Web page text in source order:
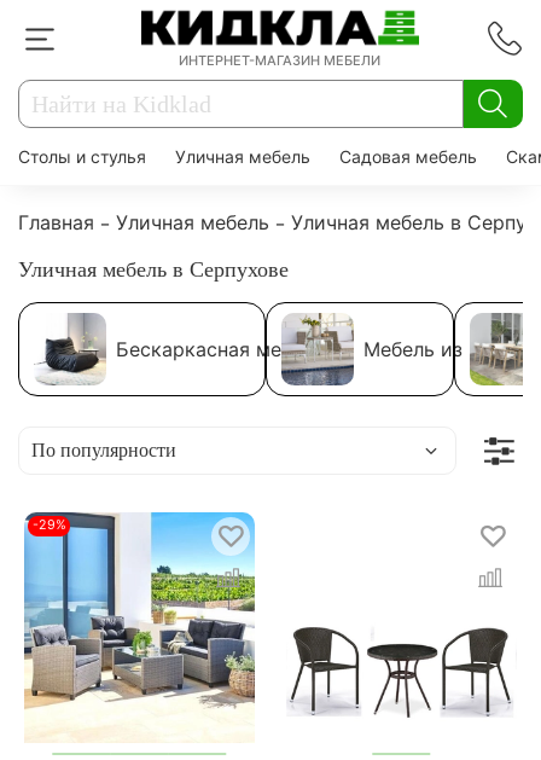
ИНТЕРНЕТ-МАГАЗИН МЕБЕЛИ
Столы и стулья Уличная мебель Садовая мебель
Главная Уличная мебель
Уличная мебель в
Уличная мебель в Серпухове
Бескаркасная мебель Мебель из
-29%